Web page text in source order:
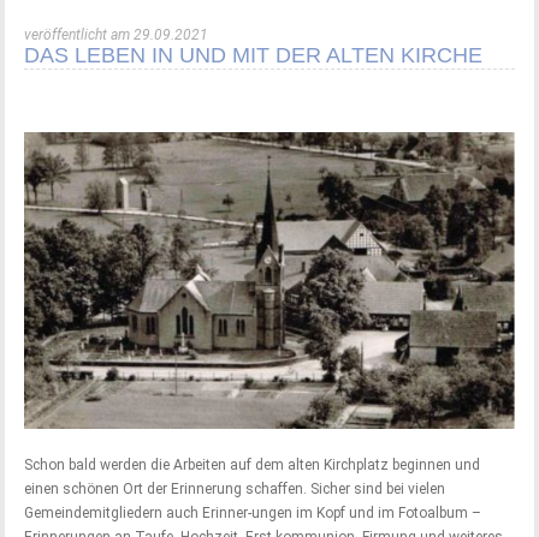
veröffentlicht am 29.09.2021
DAS LEBEN IN UND MIT DER ALTEN KIRCHE
Schon bald werden die Arbeiten auf dem alten Kirchplatz beginnen und
einen schönen Ort der Erinnerung schaffen. Sicher sind bei vielen
Gemeindemitgliedern auch Erinner-ungen im Kopf und im Fotoalbum –